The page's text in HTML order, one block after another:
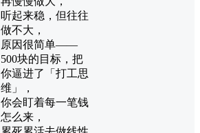
听起来稳，但往往
做不大，
原因很简单——
500块的目标，把
你逼进了「打工思
维」，
你会盯着每一笔钱
怎么来，